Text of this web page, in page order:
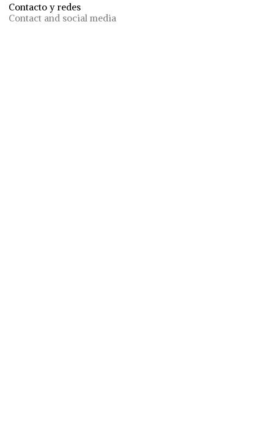
Contacto y redes
Contact and social media